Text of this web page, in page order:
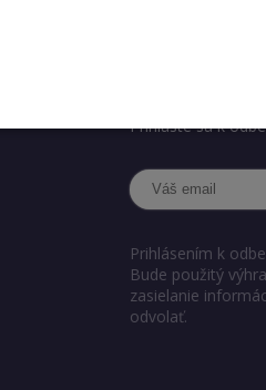
Chcete
Chcete dostávať
Prihláste sa k
Prihlásením k
Bude použitý
zasielanie
odvolať.